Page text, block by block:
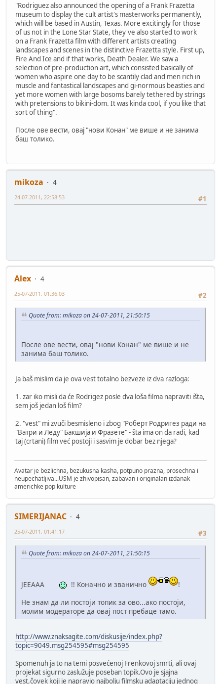
"Rodriguez also announced the opening of a Frank Frazetta
museum to display the cult artist's masterworks permanently,
which will be based in Austin, Texas. More excitingly for those
of us not in the Lone Star State, they've also started to work
on a Frank Frazetta film with different artists creating
landscapes and scenes in the distinctive Frazetta style. First up,
Fire And Ice and if that works, Death Dealer. We saw a
selection of pre-production art, which consisted basically of
women who aspire one day to be scantily clad and men rich in
muscle and fantastical landscapes and gi-normous beasties and
yet more women with large bosoms barely tethered by strings
with pretensions to bikini-dom. It was kinda cool, if you like that
sort of thing".
После ове вести, овај "нови Конан" ме више и не занима
баш толико.
mikoza
4
#1
24-07-2011, 22:58:53
Alex
4
#2
25-07-2011, 01:36:03
Quote from: mikoza on 24-07-2011, 21:50:15
После ове вести, овај "нови Конан" ме више и не
занима баш толико.
Ja baš mislim da je ova vest totalno bezveze iz dva razloga:
1. zar iko misli da će Rodrigez posle dva loša filma napraviti išta,
sem još jedan loš film?
2. "vest" mi zvuči besmisleno i zbog "Роберт Родригез ради на
"Ватри и Леду" Бакшија и Фразете" - šta ima on da radi, kad
taj (crtani) film već postoji i sasvim je dobar bez njega?
Avatar je bezlichna, bezukusna kasha, potpuno prazna, prosechna i
neupechatljiva...USM je zhivopisan, zabavan i originalan izdanak
americhke pop kulture
SIMERIJANAC
4
#3
25-07-2011, 01:41:17
Quote from: mikoza on 24-07-2011, 21:50:15
ЈЕЕААА !! Коначно и званично
!
Не знам да ли постоји топик за ово...ако постоји,
молим модераторе да овај пост пребаце тамо.
http://www.znaksagite.com/diskusije/index.php?
topic=9049.msg254595#msg254595
Spomenuh ja to na temi posvećenoj Frenkovoj smrti, ali ovaj
projekat sigurno zaslužuje poseban topik.Ovo je sjajna
vest,čovek koji je napravio najbolju filmsku adaptaciju jednog